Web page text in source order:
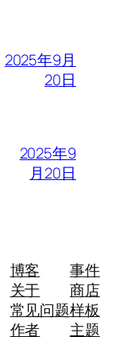
2025年9月
20日
2025年9
月20日
博客
关于
常见问题
作者
事件
商店
样板
主题